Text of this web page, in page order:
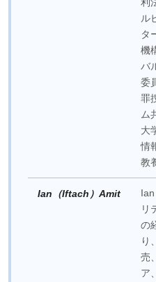
ル
タ
機
バ
委
罪
ム
大
情
教
Ian（Iftach）Amit
リ
の
り
売
ア